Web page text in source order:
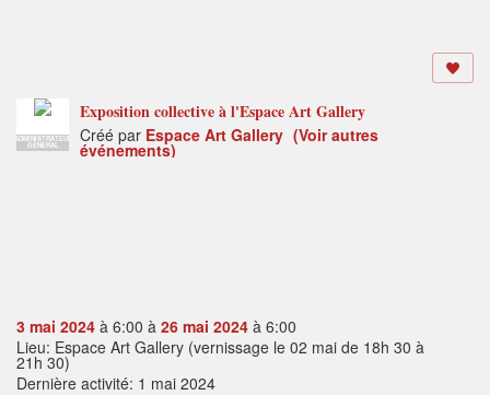
ADMINISTRATEUR
GENERAL
Exposition collective à l'Espace Art Gallery
Créé par Espace Art Gallery (Voir autres
événements)
3 mai 2024 à 6:00 à 26 mai 2024 à 6:00
Lieu: Espace Art Gallery (vernissage le 02 mai de 18h 30 à
21h 30)
Dernière activité: 1 mai 2024